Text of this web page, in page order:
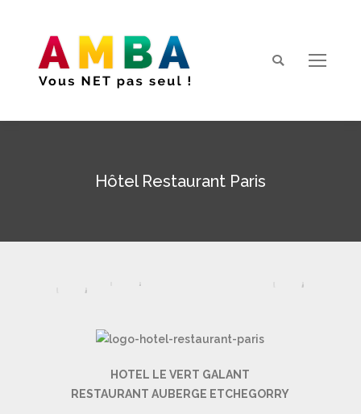
Search:
Hôtel Restaurant Paris
HOTEL LE VERT GALANT
RESTAURANT AUBERGE ETCHEGORRY